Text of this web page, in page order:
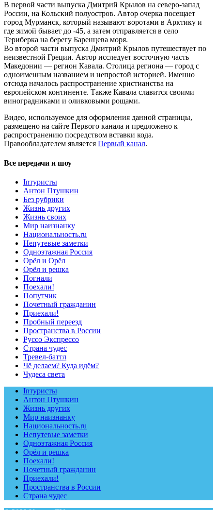
В первой части выпуска Дмитрий Крылов на северо-запад
России, на Кольский полуостров. Автор очерка посещает
город Мурманск, который называют воротами в Арктику и
где зимой бывает до -45, а затем отправляется в село
Териберка на берегу Баренцева моря.
Во второй части выпуска Дмитрий Крылов путешествует по
неизвестной Греции. Автор исследует восточную часть
Македонии — регион Кавала. Столица региона — город с
одноименным названием и непростой историей. Именно
отсюда началось распространение христианства на
европейском континенте. Также Кавала славится своими
виноградниками и оливковыми рощами.
Видео, используемое для оформления данной страницы,
размещено на сайте Первого канала и предложено к
распространению посредством вставки кода.
Правообладателем является Первый канал.
Все передачи и шоу
Inтуристы
Антон Птушкин
Без рубрики
Жизнь других
Жизнь своих
Мир наизнанку
Национальность.ru
Непутевые заметки
Одноэтажная Россия
Орёл и Орёл
Орёл и решка
Погнали
Поехали!
Попутчик
Почетный гражданин
Приехали!
Пробный переезд
Пространства в России
Руссо Экспрессо
Страна чудес
Тревел-баттл
Чё делаем? Куда идём?
Чудеса света
Inтуристы
Антон Птушкин
Жизнь других
Мир наизнанку
Национальность.ru
Непутевые заметки
Одноэтажная Россия
Орёл и решка
Поехали!
Почетный гражданин
Приехали!
Пространства в России
Страна чудес